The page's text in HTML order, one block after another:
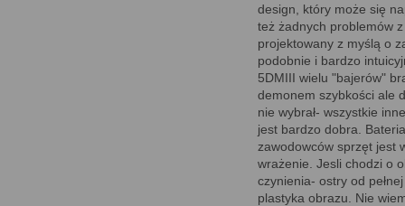
design, który może się
też żadnych problemów
projektowany z myślą o
podobnie i bardzo
5DMIII wielu "bajerów"
demonem szybkości ale
nie wybrał- wszystkie
jest bardzo dobra.
zawodowców sprzęt jest
wrażenie. Jesli chodzi o
czynienia- ostry od
plastyka obrazu. Nie